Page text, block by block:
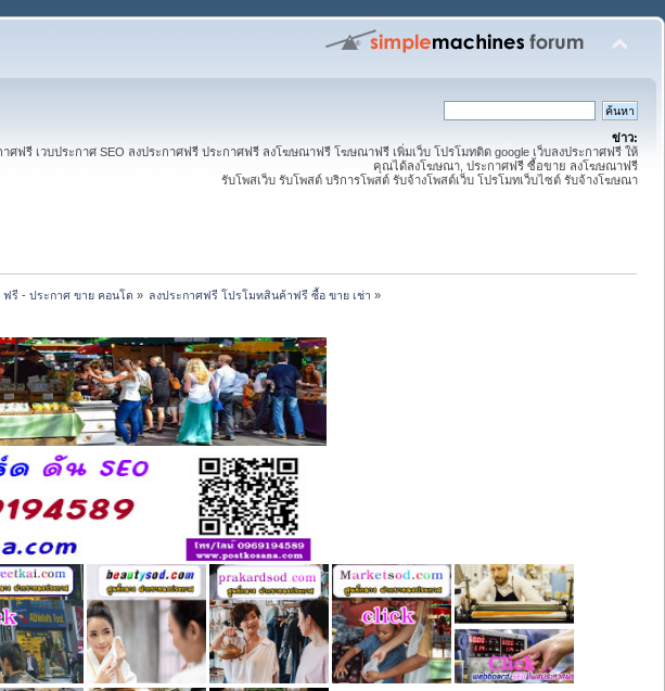
ข่าว:
าศฟรี เวบประกาศ SEO ลงประกาศฟรี ประกาศฟรี ลงโฆษณาฟรี โฆษณาฟรี เพิ่มเว็บ โปรโมทติด google เว็บลงประกาศฟรี ให้
คุณได้ลงโฆษณา, ประกาศฟรี ซื้อขาย ลงโฆษณาฟรี
รับโพสเว็บ รับโพสต์ บริการโพสต์ รับจ้างโพสต์เว็บ โปรโมทเว็บไซต์ รับจ้างโฆษณา
รี - ประกาศ ขาย คอนโด » ลงประกาศฟรี โปรโมทสินค้าฟรี ซื้อ ขาย เช่า »